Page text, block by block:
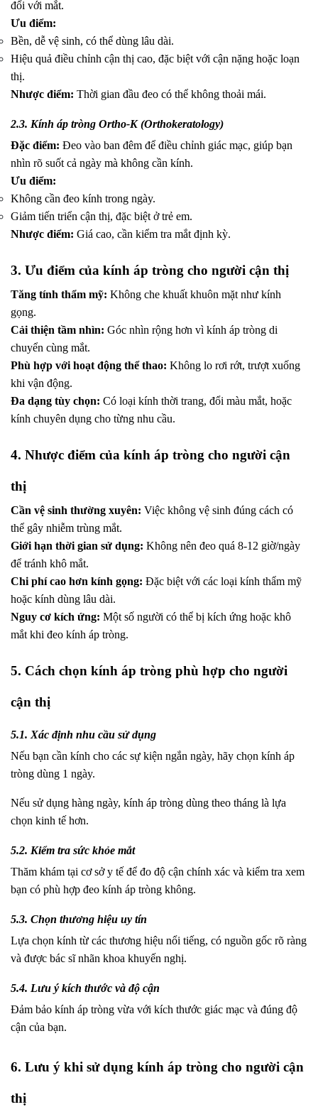
đổi với mắt.
Ưu điểm:
Bền, dễ vệ sinh, có thể dùng lâu dài.
Hiệu quả điều chỉnh cận thị cao, đặc biệt với cận nặng hoặc loạn
thị.
Nhược điểm: Thời gian đầu đeo có thể không thoải mái.
2.3. Kính áp tròng Ortho-K (Orthokeratology)
Đặc điểm: Đeo vào ban đêm để điều chỉnh giác mạc, giúp bạn
nhìn rõ suốt cả ngày mà không cần kính.
Ưu điểm:
Không cần đeo kính trong ngày.
Giảm tiến triển cận thị, đặc biệt ở trẻ em.
Nhược điểm: Giá cao, cần kiểm tra mắt định kỳ.
3. Ưu điểm của kính áp tròng cho người cận thị
Tăng tính thẩm mỹ: Không che khuất khuôn mặt như kính
gọng.
Cải thiện tầm nhìn: Góc nhìn rộng hơn vì kính áp tròng di
chuyển cùng mắt.
Phù hợp với hoạt động thể thao: Không lo rơi rớt, trượt xuống
khi vận động.
Đa dạng tùy chọn: Có loại kính thời trang, đổi màu mắt, hoặc
kính chuyên dụng cho từng nhu cầu.
4. Nhược điểm của kính áp tròng cho người cận
thị
Cần vệ sinh thường xuyên: Việc không vệ sinh đúng cách có
thể gây nhiễm trùng mắt.
Giới hạn thời gian sử dụng: Không nên đeo quá 8-12 giờ/ngày
để tránh khô mắt.
Chi phí cao hơn kính gọng: Đặc biệt với các loại kính thẩm mỹ
hoặc kính dùng lâu dài.
Nguy cơ kích ứng: Một số người có thể bị kích ứng hoặc khô
mắt khi đeo kính áp tròng.
5. Cách chọn kính áp tròng phù hợp cho người
cận thị
5.1. Xác định nhu cầu sử dụng
Nếu bạn cần kính cho các sự kiện ngắn ngày, hãy chọn kính áp
tròng dùng 1 ngày.
Nếu sử dụng hàng ngày, kính áp tròng dùng theo tháng là lựa
chọn kinh tế hơn.
5.2. Kiểm tra sức khỏe mắt
Thăm khám tại cơ sở y tế để đo độ cận chính xác và kiểm tra xem
bạn có phù hợp đeo kính áp tròng không.
5.3. Chọn thương hiệu uy tín
Lựa chọn kính từ các thương hiệu nổi tiếng, có nguồn gốc rõ ràng
và được bác sĩ nhãn khoa khuyến nghị.
5.4. Lưu ý kích thước và độ cận
Đảm bảo kính áp tròng vừa với kích thước giác mạc và đúng độ
cận của bạn.
6. Lưu ý khi sử dụng kính áp tròng cho người cận
thị